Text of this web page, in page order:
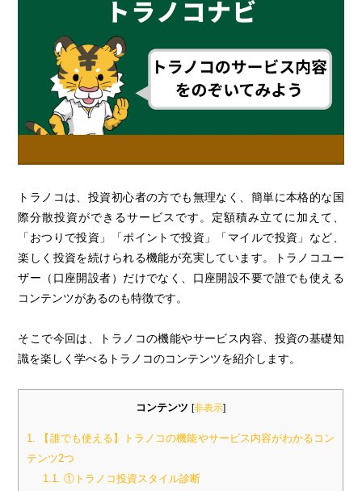
トラノコは、投資初心者の方でも無理なく、簡単に本格的な国
際分散投資ができるサービスです。定額積み立てに加えて、
「おつりで投資」「ポイントで投資」「マイルで投資」など、
楽しく投資を続けられる機能が充実しています。トラノコユー
ザー（口座開設者）だけでなく、口座開設不要で誰でも使える
コンテンツがあるのも特徴です。
そこで今回は、トラノコの機能やサービス内容、投資の基礎知
識を楽しく学べるトラノコのコンテンツを紹介します。
コンテンツ [非表示]
1. 【誰でも使える】トラノコの機能やサービス内容がわかるコン
テンツ2つ
1.1. ①トラノコ投資スタイル診断